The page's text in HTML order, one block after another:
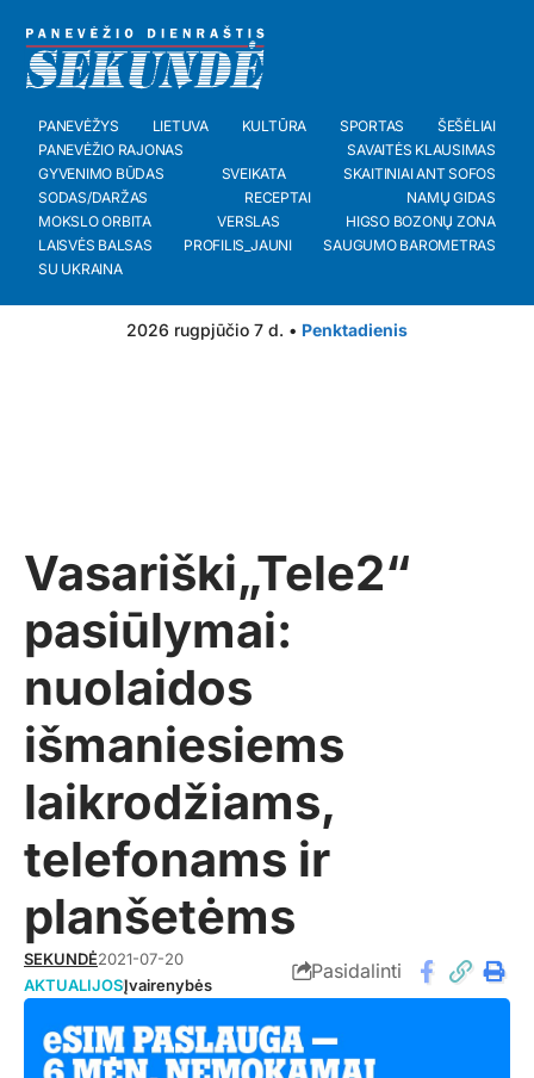
PANEVĖŽYS LIETUVA KULTŪRA SPORTAS
ŠEŠĖLIAI
PANEVĖŽIO RAJONAS
SAVAITĖS KLAUSIMAS
GYVENIMO BŪDAS
SVEIKATA
SKAITINIAI ANT SOFOS
SODAS/DARŽAS
RECEPTAI
NAMŲ GIDAS
MOKSLO ORBITA
VERSLAS
HIGSO BOZONŲ ZONA
LAISVĖS BALSAS
PROFILIS_JAUNI
SAUGUMO BAROMETRAS
SU UKRAINA
2026 rugpjūčio 7 d. • Penktadienis
Vasariški„Tele2“
pasiūlymai:
nuolaidos
išmaniesiems
laikrodžiams,
telefonams ir
planšetėms
SEKUNDĖ2021-07-20
AKTUALIJOSĮvairenybės
Pasidalinti